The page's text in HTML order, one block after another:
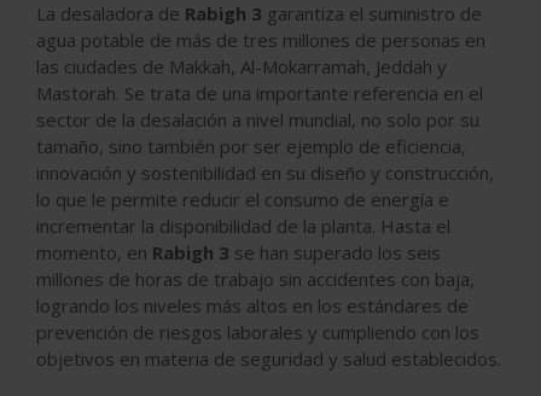
La desaladora de Rabigh 3 garantiza el suministro de
agua potable de más de tres millones de personas en
las ciudades de Makkah, Al-Mokarramah, Jeddah y
Mastorah. Se trata de una importante referencia en el
sector de la desalación a nivel mundial, no solo por su
tamaño, sino también por ser ejemplo de eficiencia,
innovación y sostenibilidad en su diseño y construcción,
lo que le permite reducir el consumo de energía e
incrementar la disponibilidad de la planta. Hasta el
momento, en Rabigh 3 se han superado los seis
millones de horas de trabajo sin accidentes con baja,
logrando los niveles más altos en los estándares de
prevención de riesgos laborales y cumpliendo con los
objetivos en materia de seguridad y salud establecidos.